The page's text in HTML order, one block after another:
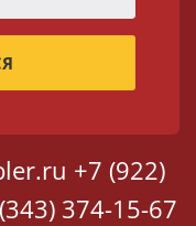
+7 (922)
374-15-67